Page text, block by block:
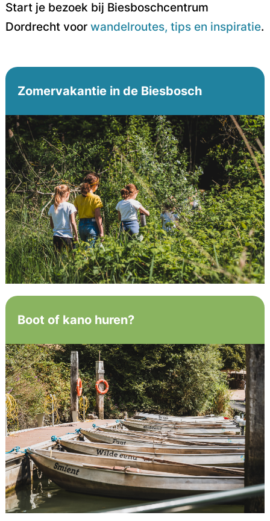
Start je bezoek bij Biesboschcentrum
Dordrecht voor wandelroutes, tips en inspiratie.
Zomervakantie in de Biesbosch
Boot of kano huren?